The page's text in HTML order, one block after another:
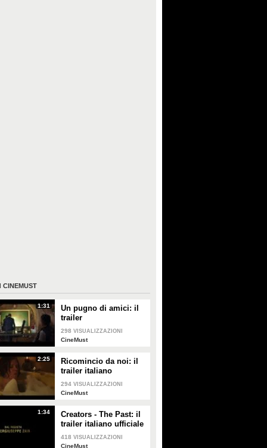
CINEMUST
1:31
Un pugno di amici: il
trailer
298 VISUALIZZAZIONI
CineMust
2:25
Ricomincio da noi: il
trailer italiano
294 VISUALIZZAZIONI
CineMust
1:34
Creators - The Past: il
trailer italiano ufficiale
418 VISUALIZZAZIONI
CineMust